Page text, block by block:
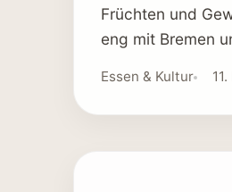
Früchten und
eng mit Bremen
Essen & Kultur